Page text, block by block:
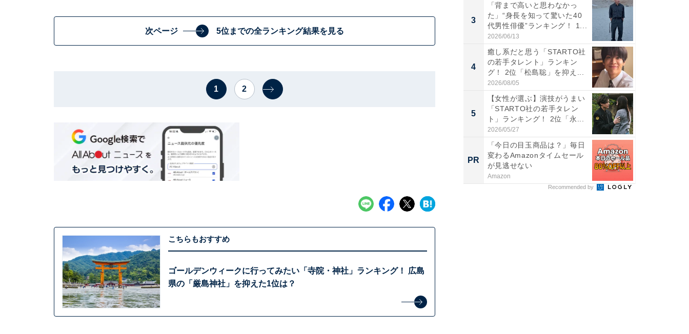
次ページ 5位までの全ランキング結果を見る
1 2
こちらもおすすめ
ゴールデンウィークに行ってみたい「寺院・神社」ランキング！ 広島
県の「厳島神社」を抑えた1位は？
3
「背まで高いと思わなかっ
た」“身長を知って驚いた40
代男性俳優”ランキング！ 1...
2026/06/13
4
癒し系だと思う「STARTO社
の若手タレント」ランキン
グ！ 2位「松島聡」を抑え...
2026/08/05
5
【女性が選ぶ】演技がうまい
「STARTO社の若手タレン
ト」ランキング！ 2位「永...
2026/05/27
PR
「今日の目玉商品は？」毎日
変わるAmazonタイムセール
が見逃せない
Amazon
Recommended by